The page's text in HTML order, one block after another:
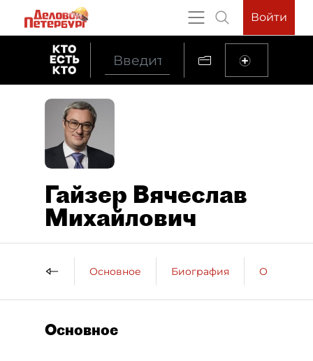
Войти
Гайзер Вячеслав
Михайлович
Основное Биография
Основное